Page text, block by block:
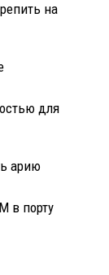
на
для
арию
в порту